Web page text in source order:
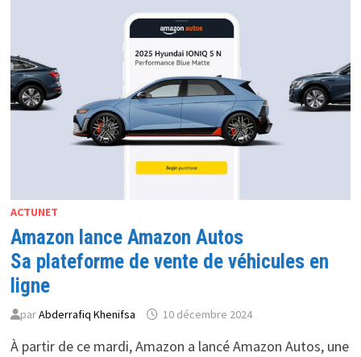
SUR
LES
GÉANTS
DE
LA
ACTUNET
Amazon lance Amazon Autos
Sa plateforme de vente de véhicules en
ligne
parAbderrafiq Khenifsa 10 décembre 2024
À partir de ce mardi, Amazon a lancé Amazon Autos, une